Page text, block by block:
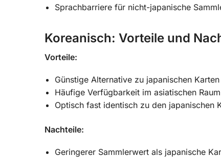
Sprachbarriere für nicht-japanische
Koreanisch: Vorteile und
Vorteile:
Günstige Alternative zu japanischen Karten
Häufige Verfügbarkeit im asiatischen Raum
Optisch fast identisch zu den japanischen
Nachteile:
Geringerer Sammlerwert als japanische